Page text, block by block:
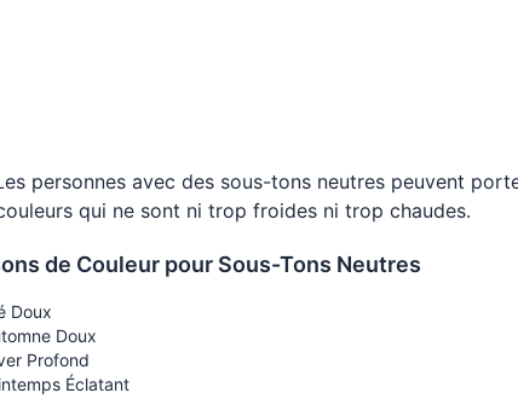
personnes avec des sous-tons neutres peuvent
qui ne sont ni trop froides ni trop chaudes.
de Couleur pour Sous-Tons Neutres
Doux
Doux
Profond
Éclatant